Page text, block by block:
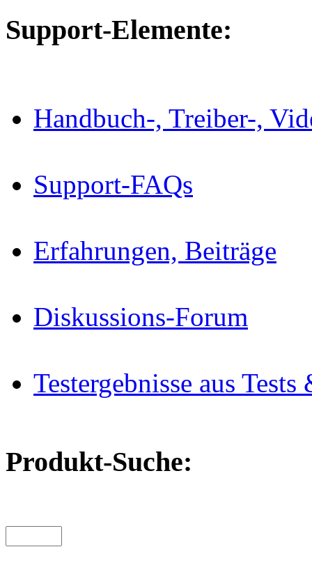
Support-Elemente:
Handbuch-, Treiber-,
Support-FAQs
Erfahrungen, Beiträge
Diskussions-Forum
Testergebnisse aus
Produkt-Suche: